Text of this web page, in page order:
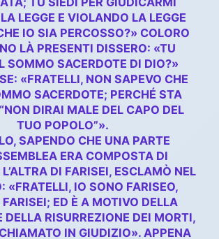
LEGGE E VIOLANDO LA LEGGE
IO SIA PERCOSSO?» COLORO
LÀ PRESENTI DISSERO: «TU
SOMMO SACERDOTE DI DIO?»
«FRATELLI, NON SAPEVO CHE
SACERDOTE; PERCHÉ STA
DIRAI MALE DEL CAPO DEL
TUO POPOLO”».
SAPENDO CHE UNA PARTE
ERA COMPOSTA DI
DI FARISEI, ESCLAMÒ NEL
«FRATELLI, IO SONO FARISEO,
ED È A MOTIVO DELLA
DELLA RISURREZIONE DEI MORTI,
IN GIUDIZIO». APPENA